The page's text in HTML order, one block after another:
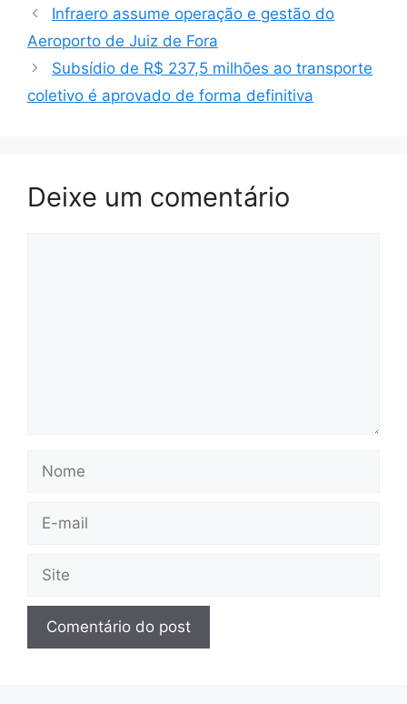
Infraero assume operação e gestão do
Aeroporto de Juiz de Fora
Subsídio de R$ 237,5 milhões ao transporte
coletivo é aprovado de forma definitiva
Deixe um comentário
mail